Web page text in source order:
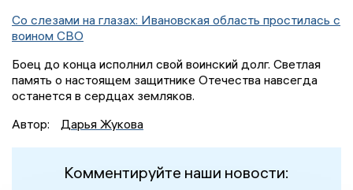
Со слезами на глазах: Ивановская область простилась с
воином СВО
Боец до конца исполнил свой воинский долг. Светлая
память о настоящем защитнике Отечества навсегда
останется в сердцах земляков.
Автор:
Дарья Жукова
Комментируйте наши новости: